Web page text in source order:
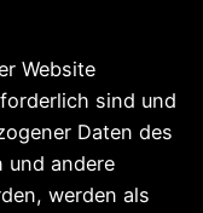
Website
sind und
Daten des
und andere
werden als